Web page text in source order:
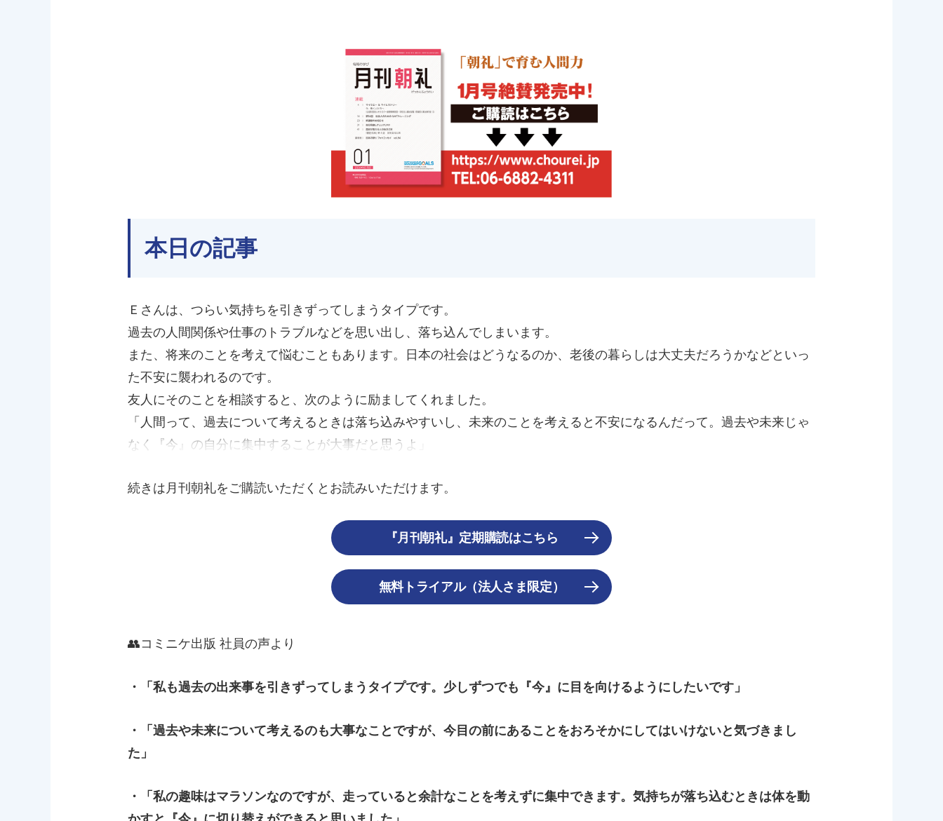
本日の記事
Ｅさんは、つらい気持ちを引きずってしまうタイプです。
過去の人間関係や仕事のトラブルなどを思い出し、落ち込んでしまいます。
また、将来のことを考えて悩むこともあります。日本の社会はどうなるのか、老後の暮らしは大丈夫だろうかなどといっ
た不安に襲われるのです。
友人にそのことを相談すると、次のように励ましてくれました。
「人間って、過去について考えるときは落ち込みやすいし、未来のことを考えると不安になるんだって。過去や未来じゃ
なく『今』の自分に集中することが大事だと思うよ」
続きは月刊朝礼をご購読いただくとお読みいただけます。
『月刊朝礼』定期購読はこちら
無料トライアル（法人さま限定）
👥コミニケ出版 社員の声より
・「私も過去の出来事を引きずってしまうタイプです。少しずつでも『今』に目を向けるようにしたいです」
・「過去や未来について考えるのも大事なことですが、今目の前にあることをおろそかにしてはいけないと気づきまし
た」
・「私の趣味はマラソンなのですが、走っていると余計なことを考えずに集中できます。気持ちが落ち込むときは体を動